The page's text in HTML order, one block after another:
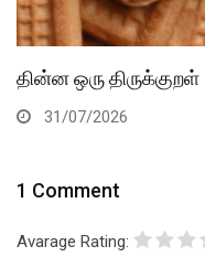
தின்ன ஒரு திருக்குறள்
31/07/2026
1 Comment
Avarage Rating: